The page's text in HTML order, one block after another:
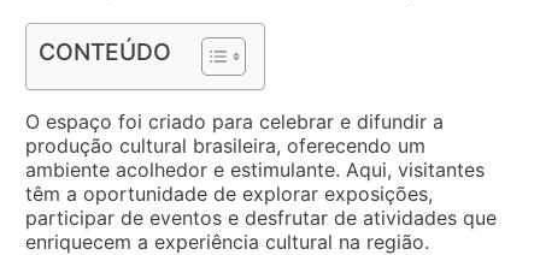
CONTEÚDO
O espaço foi criado para celebrar e difundir a
produção cultural brasileira, oferecendo um
ambiente acolhedor e estimulante. Aqui, visitantes
têm a oportunidade de explorar exposições,
participar de eventos e desfrutar de atividades que
enriquecem a experiência cultural na região.